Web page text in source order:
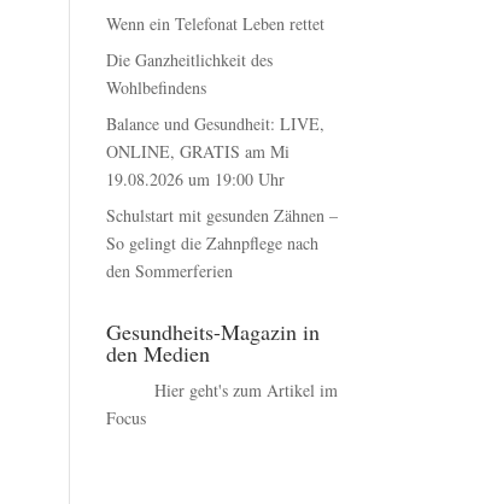
Wenn ein Telefonat Leben rettet
Die Ganzheitlichkeit des
Wohlbefindens
Balance und Gesundheit: LIVE,
ONLINE, GRATIS am Mi
19.08.2026 um 19:00 Uhr
Schulstart mit gesunden Zähnen –
So gelingt die Zahnpflege nach
den Sommerferien
Gesundheits-Magazin in
den Medien
Hier geht's zum Artikel im
Focus